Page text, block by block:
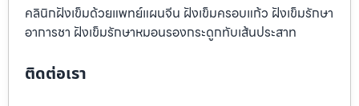
คลินิกฝังเข็มด้วยแพทย์แผนจีน ฝังเข็มครอบแก้ว ฝังเข็มรักษา
อาการชา ฝังเข็มรักษาหมอนรองกระดูกทับเส้นประสาท
ติดต่อเรา